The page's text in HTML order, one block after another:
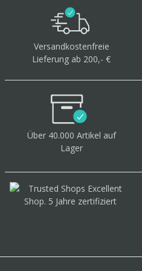
Versandkostenfreie
Lieferung ab 200,- €
Über 40.000 Artikel auf
Lager